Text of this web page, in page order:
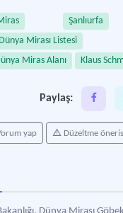
Şanlıurfa
Mirası Listesi
Miras Alanı
Klaus
Paylaş:
yap Düzeltme